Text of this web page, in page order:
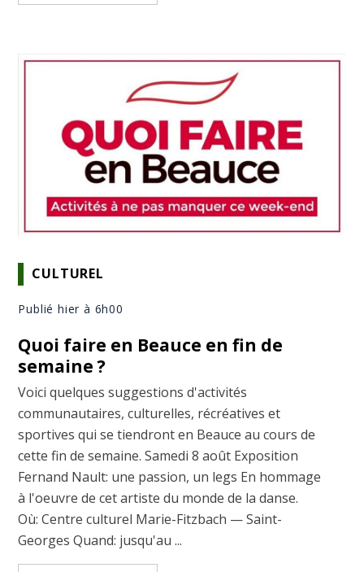
CULTUREL
Publié hier à 6h00
Quoi faire en Beauce en fin de
semaine ?
Voici quelques suggestions d'activités
communautaires, culturelles, récréatives et
sportives qui se tiendront en Beauce au cours de
cette fin de semaine. Samedi 8 août Exposition
Fernand Nault: une passion, un legs En hommage
à l'oeuvre de cet artiste du monde de la danse.
Où: Centre culturel Marie-Fitzbach — Saint-
Georges Quand: jusqu'au ...